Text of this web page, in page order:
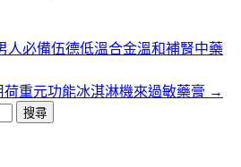
人必備伍德低溫合金溫和補腎中藥
重元功能冰淇淋機來過敏藥膏 →